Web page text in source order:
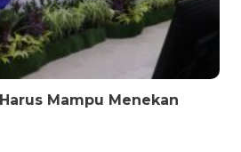
Mampu Menekan